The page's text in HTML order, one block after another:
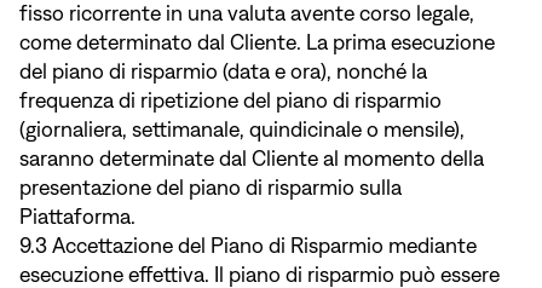
fisso ricorrente in una valuta avente corso legale,
come determinato dal Cliente. La prima esecuzione
del piano di risparmio (data e ora), nonché la
frequenza di ripetizione del piano di risparmio
(giornaliera, settimanale, quindicinale o mensile),
saranno determinate dal Cliente al momento della
presentazione del piano di risparmio sulla
Piattaforma.
9.3 Accettazione del Piano di Risparmio mediante
esecuzione effettiva. Il piano di risparmio può essere